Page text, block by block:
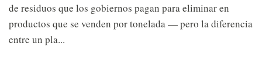
de residuos que los gobiernos pagan para eliminar en
productos que se venden por tonelada — pero la diferencia
entre un pla...